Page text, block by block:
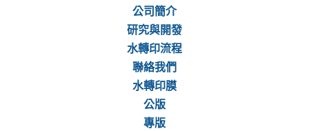
公司簡介
研究與開發
水轉印流程
聯絡我們
水轉印膜
公版
專版